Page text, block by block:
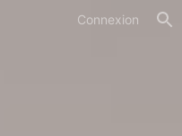
Connexion